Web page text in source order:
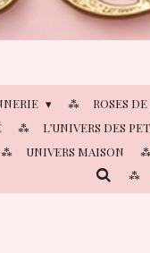
ROSES
L’UNIVERS DES
UNIVERS MAISON